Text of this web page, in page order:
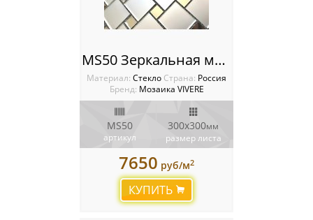
MS50 Зеркальная мозаика VIVERE VANTAGGIO
Материал: Стекло Cтрана: Россия
Бренд: Мозаика VIVERE
MS50
артикул
300х300мм
размер листа
7650 руб/м2
КУПИТЬ